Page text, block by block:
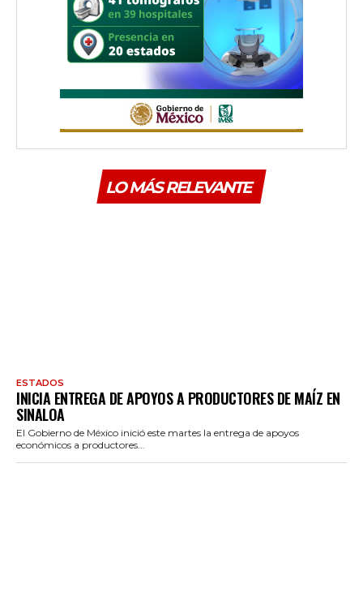
LO MÁS RELEVANTE
ESTADOS
INICIA ENTREGA DE APOYOS A PRODUCTORES DE MAÍZ EN
SINALOA
El Gobierno de México inició este martes la entrega de apoyos
económicos a productores...